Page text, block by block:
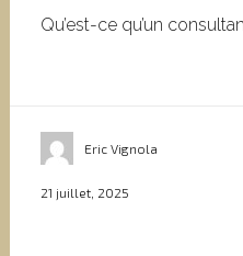
Qu’est-ce qu’un
Eric Vignola
21 juillet, 2025